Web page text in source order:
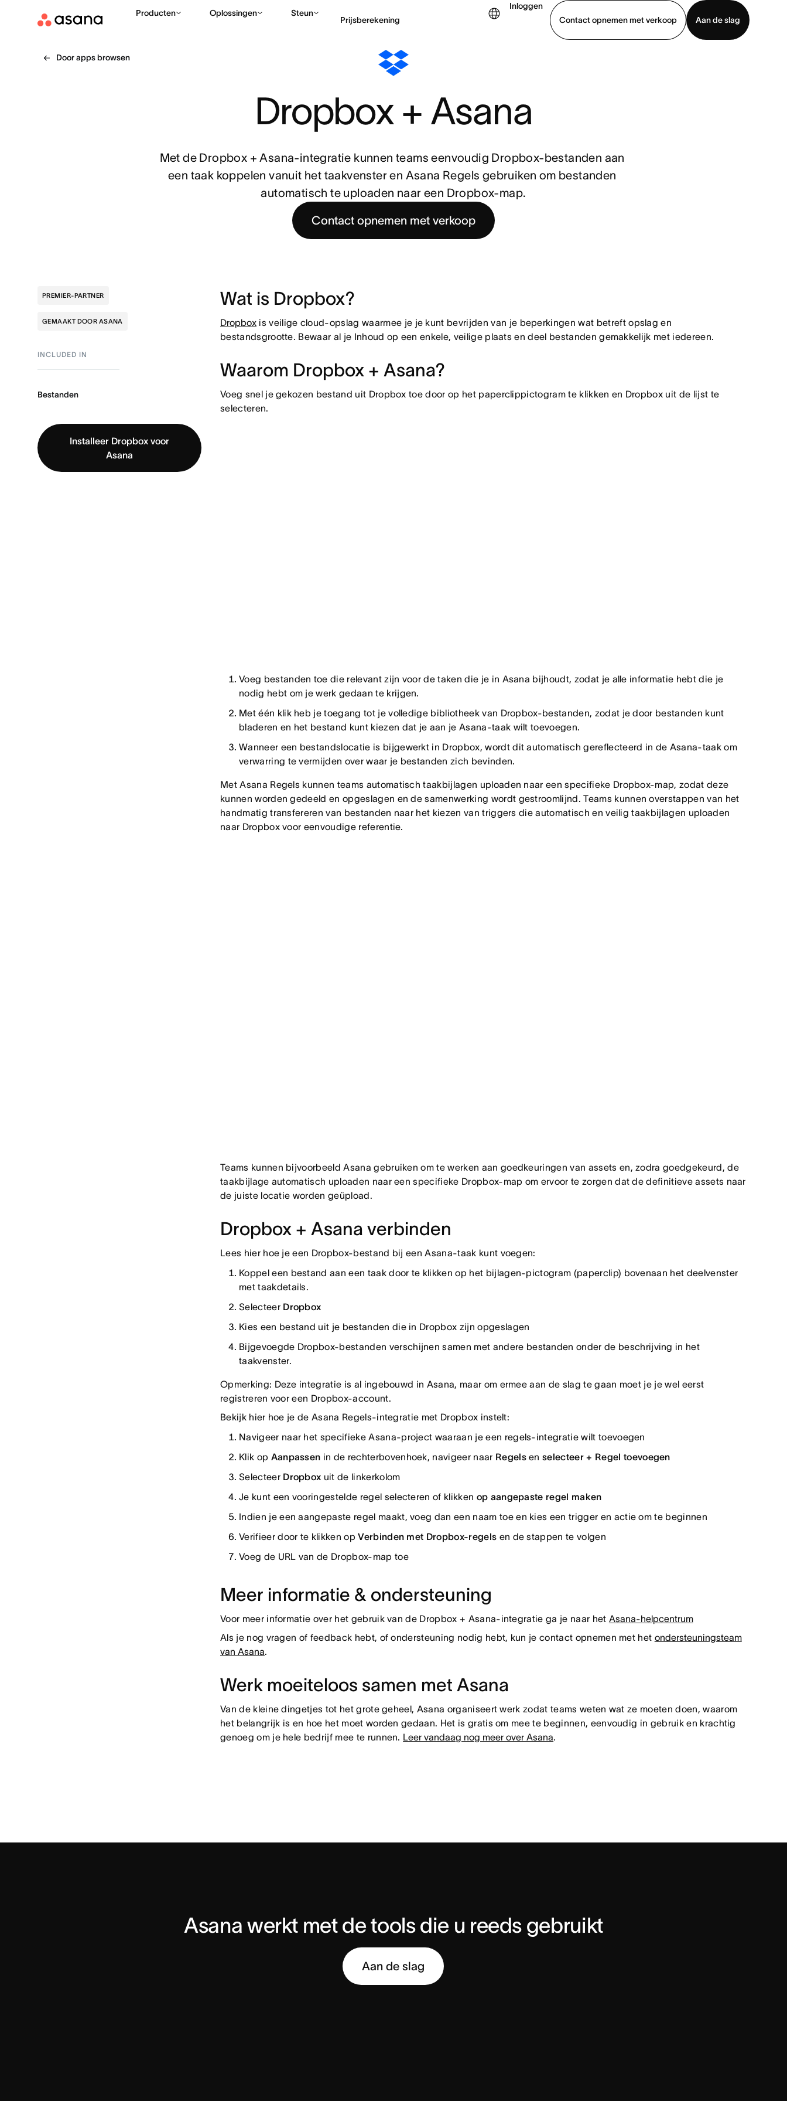
Producten Oplossingen Steun
Prijsberekening
Inloggen
Contact opnemen met verkoop
Aan de slag
Door apps browsen
Dropbox + Asana
Met de Dropbox + Asana-integratie kunnen teams eenvoudig Dropbox-bestanden aan
een taak koppelen vanuit het taakvenster en Asana Regels gebruiken om bestanden
automatisch te uploaden naar een Dropbox-map.
Contact opnemen met verkoop
PREMIER-PARTNER
GEMAAKT DOOR ASANA
INCLUDED IN
Bestanden
Installeer Dropbox voor
Asana
Wat is Dropbox?
Dropbox is veilige cloud-opslag waarmee je je kunt bevrijden van je beperkingen wat betreft opslag en
bestandsgrootte. Bewaar al je Inhoud op een enkele, veilige plaats en deel bestanden gemakkelijk met iedereen.
Waarom Dropbox + Asana?
Voeg snel je gekozen bestand uit Dropbox toe door op het paperclippictogram te klikken en Dropbox uit de lijst te
selecteren.
Voeg bestanden toe die relevant zijn voor de taken die je in Asana bijhoudt, zodat je alle informatie hebt die je
nodig hebt om je werk gedaan te krijgen.
Met één klik heb je toegang tot je volledige bibliotheek van Dropbox-bestanden, zodat je door bestanden kunt
bladeren en het bestand kunt kiezen dat je aan je Asana-taak wilt toevoegen.
Wanneer een bestandslocatie is bijgewerkt in Dropbox, wordt dit automatisch gereflecteerd in de Asana-taak om
verwarring te vermijden over waar je bestanden zich bevinden.
Met Asana Regels kunnen teams automatisch taakbijlagen uploaden naar een specifieke Dropbox-map, zodat deze
kunnen worden gedeeld en opgeslagen en de samenwerking wordt gestroomlijnd. Teams kunnen overstappen van het
handmatig transfereren van bestanden naar het kiezen van triggers die automatisch en veilig taakbijlagen uploaden
naar Dropbox voor eenvoudige referentie.
Teams kunnen bijvoorbeeld Asana gebruiken om te werken aan goedkeuringen van assets en, zodra goedgekeurd, de
taakbijlage automatisch uploaden naar een specifieke Dropbox-map om ervoor te zorgen dat de definitieve assets naar
de juiste locatie worden geüpload.
Dropbox + Asana verbinden
Lees hier hoe je een Dropbox-bestand bij een Asana-taak kunt voegen:
Koppel een bestand aan een taak door te klikken op het bijlagen-pictogram (paperclip) bovenaan het deelvenster
met taakdetails.
Selecteer Dropbox
Kies een bestand uit je bestanden die in Dropbox zijn opgeslagen
Bijgevoegde Dropbox-bestanden verschijnen samen met andere bestanden onder de beschrijving in het
taakvenster.
Opmerking: Deze integratie is al ingebouwd in Asana, maar om ermee aan de slag te gaan moet je je wel eerst
registreren voor een Dropbox-account.
Bekijk hier hoe je de Asana Regels-integratie met Dropbox instelt:
Navigeer naar het specifieke Asana-project waaraan je een regels-integratie wilt toevoegen
Klik op Aanpassen in de rechterbovenhoek, navigeer naar Regelsenselecteer + Regel toevoegen
Selecteer Dropbox uit de linkerkolom
Je kunt een vooringestelde regel selecteren of klikken op aangepaste regel maken
Indien je een aangepaste regel maakt, voeg dan een naam toe en kies een trigger en actie om te beginnen
Verifieer door te klikken opVerbinden met Dropbox-regels en de stappen te volgen
Voeg de URL van de Dropbox-map toe
Meer informatie & ondersteuning
Voor meer informatie over het gebruik van de Dropbox + Asana-integratie ga je naar het Asana-helpcentrum
Als je nog vragen of feedback hebt, of ondersteuning nodig hebt, kun je contact opnemen met het ondersteuningsteam
van Asana
Werk moeiteloos samen met Asana
Van de kleine dingetjes tot het grote geheel, Asana organiseert werk zodat teams weten wat ze moeten doen, waarom
het belangrijk is en hoe het moet worden gedaan. Het is gratis om mee te beginnen, eenvoudig in gebruik en krachtig
genoeg om je hele bedrijf mee te runnen. Leer vandaag nog meer over Asana
Asana werkt met de tools die u reeds gebruikt
Aan de slag